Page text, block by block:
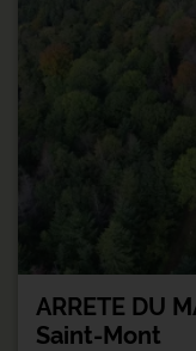
ARRETE DU
Saint-Mont